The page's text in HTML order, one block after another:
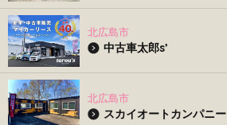
北広島市
中古車太郎s’
北広島市
スカイオートカンパニー